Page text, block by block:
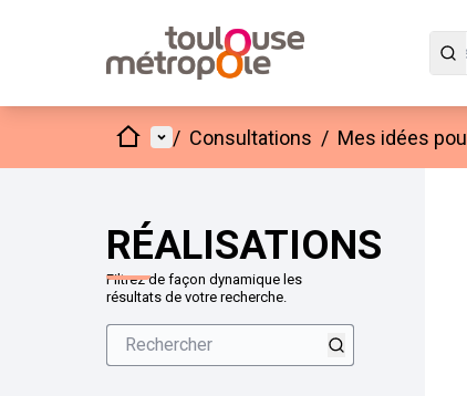
AccueilMenu principal
/ Consultations / Mes idées
RÉALISATIONS
Filtrez de façon dynamique les
résultats de votre recherche.